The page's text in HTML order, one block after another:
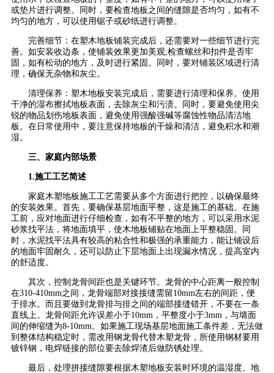
或垫片进行调整。同时，要检查地板之间的缝隙是否均匀，如有不
均匀的地方，可以使用锯子或砂纸进行调整。
完善细节：在塑木地板铺装完成后，还需要对一些细节进行完
善。如安装收边条，使铺装效果更加美观;检查螺丝和扣件是否牢
固，如有松动的地方，及时进行紧固。同时，要对铺装区域进行清
理，确保无杂物和灰尘。
清理保养：塑木地板安装完成后，需要进行清理和保养。使用
干净的湿布擦拭地板表面，去除灰尘和污渍。同时，要避免使用尖
锐的物品划伤地板表面，避免使用强酸强碱等腐蚀性物品清洁地
板。在日常使用中，要注意保持地板的干燥和清洁，避免积水和潮
湿。
三、家庭内部场景
1.施工工艺简述
家庭木塑地板施工工艺需要从多个方面进行把控，以确保最终
的安装效果。首先，要确保基层地面平整，这是施工的基础。在施
工前，应对地面进行仔细检查，如有不平整的地方，可以采用水泥
砂浆找平法，将地面填平，使木地板铺贴在地面上平整稳固。同
时，水泥找平法具有较高的粘合性和极强的承重能力，能让铺设后
的地面牢固耐久，还可以防止下层地面上出现漏水情况，提高室内
的舒适度。
其次，控制龙骨间距也是关键环节。龙骨的中心距离一般控制
在310-410mm之间，龙骨端部对接接缝需留10mm左右的间距，便
于排水。而且要做到龙骨排与排之间的端部接缝错开，不要在一条
直线上。龙骨间距允许误差小于10mm，平整度小于3mm，与墙面
间的伸缩缝为8-10mm。如果施工现场基层地面施工条件差，无法做
到整体结构稳定时，需改用钢龙骨代替木塑龙骨，所使用钢材要用
镀锌钢，电焊链接的部位要去除焊渣后做防锈处理。
最后，处理拼接缝隙要根据木塑地板安装时环境的温湿度、地